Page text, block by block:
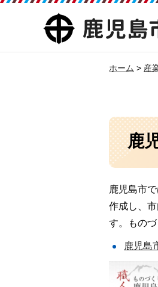
鹿児島市
ホーム > 産
鹿
鹿児島市
作成し、
す。もの
鹿児島